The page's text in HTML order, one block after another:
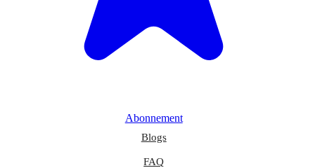
Abonnement
Blogs
FAQ